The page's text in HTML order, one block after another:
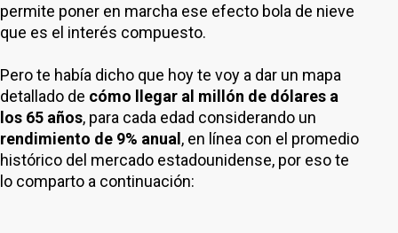
permite poner en marcha ese efecto bola de nieve
que es el interés compuesto.
Pero te había dicho que hoy te voy a dar un mapa
detallado de cómo llegar al millón de dólares a
los 65 años, para cada edad considerando un
rendimiento de 9% anual , en línea con el promedio
histórico del mercado estadounidense, por eso te
lo comparto a continuación: